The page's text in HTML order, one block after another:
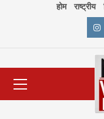
होम राष्ट्रीय
Menu